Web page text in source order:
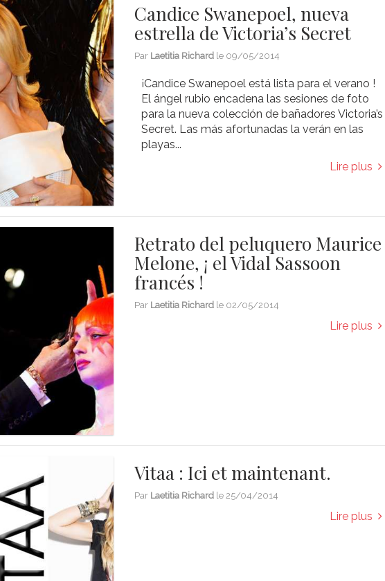
Candice Swanepoel, nueva
estrella de Victoria’s Secret
Par Laetitia Richard le 09/05/2014
¡Candice Swanepoel está lista para el verano !
El ángel rubio encadena las sesiones de foto
para la nueva colección de bañadores Victoria’s
Secret. Las más afortunadas la verán en las
playas...
Lire plus
Retrato del peluquero Maurice
Melone, ¡ el Vidal Sassoon
francés !
Par Laetitia Richard le 02/05/2014
Lire plus
Vitaa : Ici et maintenant.
Par Laetitia Richard le25/04/2014
Lire plus